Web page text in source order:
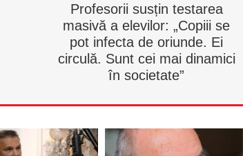
Profesorii susțin testarea
masivă a elevilor: „Copiii se
pot infecta de oriunde. Ei
circulă. Sunt cei mai dinamici
în societate”